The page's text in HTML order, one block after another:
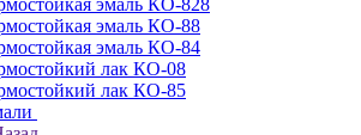
эмаль КО-828
эмаль КО-88
эмаль КО-84
лак КО-08
лак КО-85